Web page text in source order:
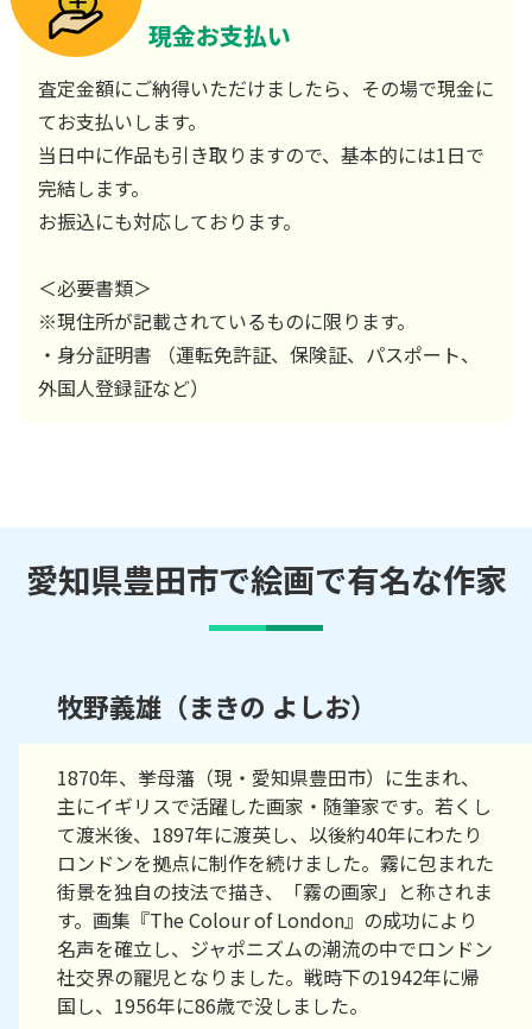
現金お支払い
査定金額にご納得いただけましたら、その場で現金に
てお支払いします。
当日中に作品も引き取りますので、基本的には1日で
完結します。
お振込にも対応しております。
＜必要書類＞
※現住所が記載されているものに限ります。
・身分証明書 （運転免許証、保険証、パスポート、
外国人登録証など）
愛知県豊田市で絵画で有名な作家
牧野義雄（まきの よしお）
1870年、挙母藩（現・愛知県豊田市）に生まれ、
主にイギリスで活躍した画家・随筆家です。若くし
て渡米後、1897年に渡英し、以後約40年にわたり
ロンドンを拠点に制作を続けました。霧に包まれた
街景を独自の技法で描き、「霧の画家」と称されま
す。画集『The Colour of London』の成功により
名声を確立し、ジャポニズムの潮流の中でロンドン
社交界の寵児となりました。戦時下の1942年に帰
国し、1956年に86歳で没しました。